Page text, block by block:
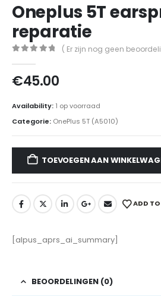
Oneplus 5T
reparatie
( Er zijn nog geen
€45.00
Availability: 1 op voorraad
Categorie: OnePlus 5T (A5010)
TOEVOEGEN AAN
ADD
[alpus_aprs_ai_summary]
BEOORDELINGEN (0)